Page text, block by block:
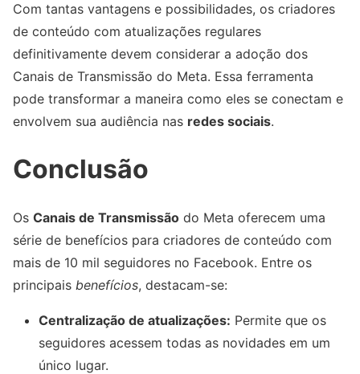
Com tantas vantagens e possibilidades, os criadores
de conteúdo com atualizações regulares
definitivamente devem considerar a adoção dos
Canais de Transmissão do Meta. Essa ferramenta
pode transformar a maneira como eles se conectam e
envolvem sua audiência nas redes sociais.
Conclusão
Os Canais de Transmissão do Meta oferecem uma
série de benefícios para criadores de conteúdo com
mais de 10 mil seguidores no Facebook. Entre os
principais benefícios, destacam-se:
Centralização de atualizações: Permite que os
seguidores acessem todas as novidades em um
único lugar.